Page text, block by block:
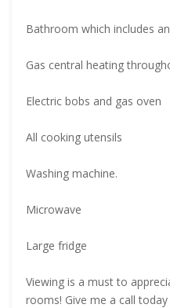
Bathroom which includes
Gas central heating
Electric bobs and gas oven
All cooking utensils
Washing machine.
Microwave
Large fridge
Viewing is a must to
rooms! Give me a call